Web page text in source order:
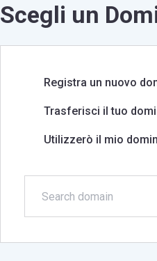
Scegli un
Registra un nuovo
Trasferisci il tuo
Utilizzerò il mio